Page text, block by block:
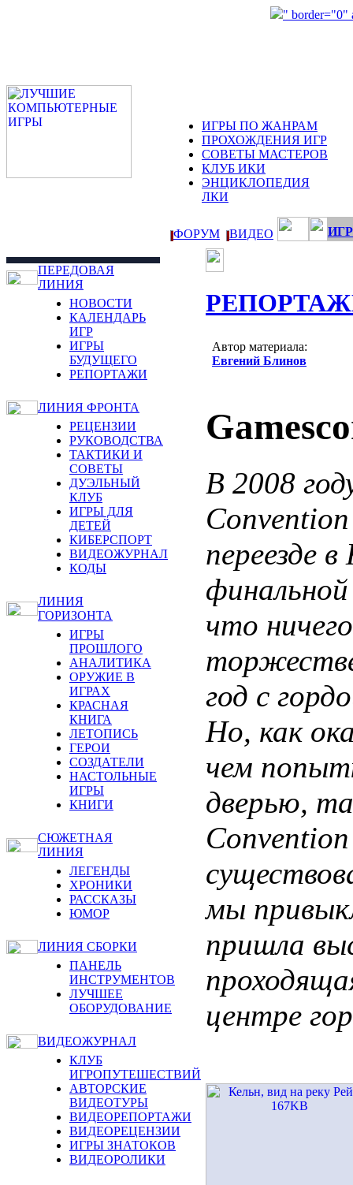
" border="0"
ИГРЫ ПО ЖАНРАМ
ПРОХОЖДЕНИЯ ИГР
СОВЕТЫ МАСТЕРОВ
КЛУБ ИКИ
ЭНЦИКЛОПЕДИЯ
ЛКИ
ФОРУМ ВИДЕО
ПЕРЕДОВАЯ
ЛИНИЯ
НОВОСТИ
КАЛЕНДАРЬ
ИГР
ИГРЫ
БУДУЩЕГО
РЕПОРТАЖИ
ЛИНИЯ ФРОНТА
РЕЦЕНЗИИ
РУКОВОДСТВА
ТАКТИКИ И
СОВЕТЫ
ДУЭЛЬНЫЙ
КЛУБ
ИГРЫ ДЛЯ
ДЕТЕЙ
КИБЕРСПОРТ
ВИДЕОЖУРНАЛ
КОДЫ
ЛИНИЯ
ГОРИЗОНТА
ИГРЫ
ПРОШЛОГО
АНАЛИТИКА
ОРУЖИЕ В
ИГРАХ
КРАСНАЯ
КНИГА
ЛЕТОПИСЬ
ГЕРОИ
СОЗДАТЕЛИ
НАСТОЛЬНЫЕ
ИГРЫ
КНИГИ
СЮЖЕТНАЯ
ЛИНИЯ
ЛЕГЕНДЫ
ХРОНИКИ
РАССКАЗЫ
ЮМОР
ЛИНИЯ СБОРКИ
ПАНЕЛЬ
ИНСТРУМЕНТОВ
ЛУЧШЕЕ
ОБОРУДОВАНИЕ
ВИДЕОЖУРНАЛ
КЛУБ
ИГРОПУТЕШЕСТВИЙ
АВТОРСКИЕ
ВИДЕОТУРЫ
ВИДЕОРЕПОРТАЖИ
ВИДЕОРЕЦЕНЗИИ
ИГРЫ ЗНАТОКОВ
ВИДЕОРОЛИКИ
Автор материала:
Евгений Блинов
В 2008
Convention
переезде
что
год с
Но, как
чем
дверью,
мы
пришла
центре